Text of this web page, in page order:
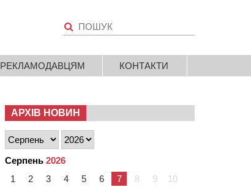
РЕКЛАМОДАВЦЯМ КОНТАКТИ
АРХІВ НОВИН
Серпень 2026
1
2 3 4 5 6 7 8 9
10